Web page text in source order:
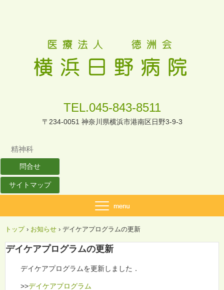
TEL.045-843-8511
〒234-0051 神奈川県横浜市港南区日野3-9-3
精神科
問合せ
サイトマップ
トップ › お知らせ › デイケアプログラムの更新
デイケアプログラムの更新
デイケアプログラムを更新しました．
>>デイケアプログラム